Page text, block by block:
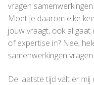
vragen
Moet je daarom elke
jouw vraagt, ook al
of expertise in? Nee,
samenwerkingen
De laatste tijd valt er